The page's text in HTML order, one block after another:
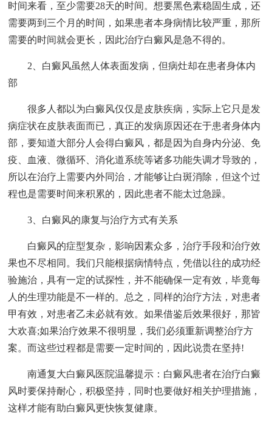
时间来看，至少需要28天的时间。想要黑色素稳固生成，还
需要两到三个月的时间，如果患者本身病情比较严重，那所
需要的时间就会更长，因此治疗白癜风是急不得的。
2、白癜风虽然人体表面发病，但病灶却在患者身体内
部
很多人都以为白癜风仅仅是皮肤疾病，实际上它只是发
病症状在皮肤表面而已，真正的发病原因还在于患者身体内
部，要知道大部分人会得白癜风，都是因为自身内分泌、免
疫、血液、微循环、消化道系统等诸多功能失调才导致的，
所以在治疗上需要内外同治，才能够让白斑消除，但这个过
程也是需要时间来积累的，因此患者不能太过急躁。
3、白癜风的康复与治疗方式有关系
白癜风的症型复杂，影响因素众多，治疗手段和治疗效
果也不尽相同。我们只能根据病情特点，凭借以往的成功经
验施治，具有一定的试探性，并不能确保一定有效，毕竟每
人的生理功能是不一样的。总之，同样的治疗方法，对患者
甲有效，对患者乙未必就有效。如果借鉴后效果很好，那皆
大欢喜;如果治疗效果不很明显，我们必须重新调整治疗方
案。而这些过程都是需要一定时间的，因此说贵在坚持!
南通复大白癜风医院温馨提示：白癜风患者在治疗白癜
风时要保持耐心，积极坚持，同时也要做好相关护理措施，
这样才能有助白癜风更快恢复健康。